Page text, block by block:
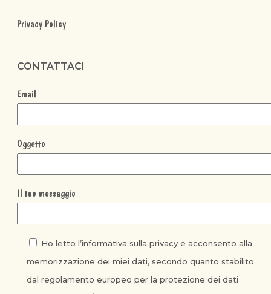
Privacy Policy
CONTATTACI
Email
Oggetto
Il tuo messaggio
Ho letto l’informativa sulla privacy e acconsento alla
memorizzazione dei miei dati, secondo quanto stabilito
dal regolamento europeo per la protezione dei dati